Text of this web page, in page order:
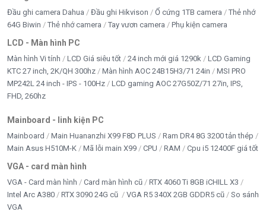
Đầu ghi camera Dahua Đầu ghi Hikvison Ổ cứng 1TB camera
Thẻ nhớ
64G Biwin
Thẻ nhớ camera Tay vươn camera Phụ kiện camera
LCD - Màn hình PC
Màn hình Vi tính LCD Giá siêu tốt 24 inch mới giá 1290k
LCD Gaming
KTC 27 inch, 2K/QH 300hz
Màn hình AOC 24B15H3/71 24in
MSI PRO
MP242L 24 inch - IPS - 100Hz
LCD gaming AOC 27G50Z/71 27in, IPS,
FHD, 260hz
Mainboard - linh kiện PC
Mainboard Main Huananzhi X99 F8D PLUS
Ram DR4 8G 3200 tản thép
Main Asus H510M-K
Mã lỗi main X99 CPU RAM Cpu i5 12400F giá tốt
VGA - card màn hình
VGA - Card màn hình Card màn hình cũ
RTX 4060 Ti 8GB iCHILL X3
Intel Arc A380
RTX 3090 24G cũ VGA R5 340X 2GB GDDR5 cũ
So sánh
VGA